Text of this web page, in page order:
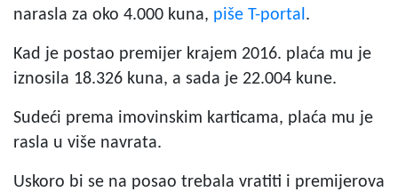
narasla za oko 4.000 kuna, piše T-portal .
Kad je postao premijer krajem 2016. plaća mu je
iznosila 18.326 kuna, a sada je 22.004 kune.
Sudeći prema imovinskim karticama, plaća mu je
rasla u više navrata.
Uskoro bi se na posao trebala vratiti i premijerova